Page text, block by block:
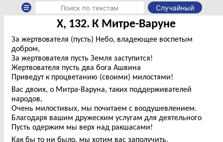
Случайный
X, 132. К Митре-Варуне
За жертвователя (пусть) Небо, владеющее воспетым
добром,
За жертвователя пусть Земля заступится!
Жертвователя пусть два бога Ашвина
Приведут к процветанию (своими) милостями!
Вас двоих, о Митра-Варуна, таких поддерживателей
народов,
Очень милостивых, мы почитаем с воодушевлением.
Благодаря вашим дружеским услугам для деятельного
Пусть одержим мы верх над ракшасами!
Как бы то ни было, мы хотим вас заполучить,